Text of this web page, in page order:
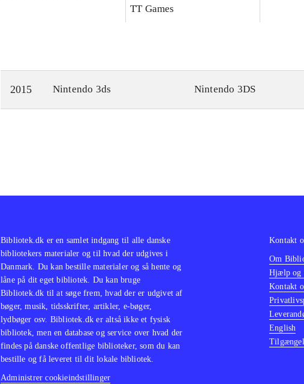
TT Games
2015 Nintendo 3ds Nintendo 3DS
Bibliotek.dk er en samlet indgang til alle danske
bibliotekers materialer og til hvad der udgives i
Danmark. Du kan bestille materialer og så hente og
låne på dit eget bibliotek. Du kan bruge
Bibliotek.dk til at søge frem, hvad der er udgivet af
bøger, musik, tidsskrifter, artikler, e-bøger,
lydbøger osv. Bibliotek.dk er altså ikke et fysisk
bibliotek, men en database og service over hvad der
findes på danske offentlige biblioteker, som du kan
bestille og få leveret til dit lokale bibliotek.
Administrer cookieindstillinger
Kontakt
Om
Hjælp og
Kontakt
English